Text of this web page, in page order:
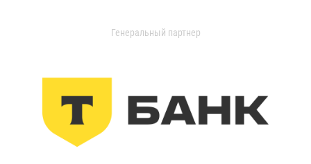
Генеральный партнер